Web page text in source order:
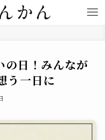
日！みんなが
う一日に